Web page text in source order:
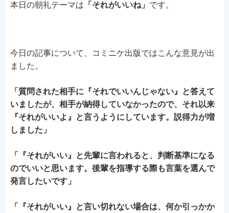
本日の朝礼テーマは 「それがいいね」 です。
今日の記事について、コミニケ出版ではこんな意見が出
ました。
「質問された相手に『それでいいんじゃない』と答えて
いましたが、相手が納得していなかったので、それ以来
『それがいいよ』と言うようにしています。説得力が増
しました」
「『それがいい』と先輩に言われると、判断基準になる
のでいいと思います。後輩を指導する際も言葉を選んで
発言したいです」
「『それがいい』と言い切れない場合は、何か引っかか